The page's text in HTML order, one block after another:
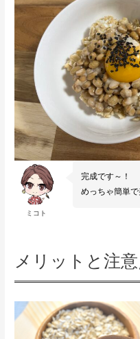
ミコト
完成です～！
めっちゃ簡単
メリットと注